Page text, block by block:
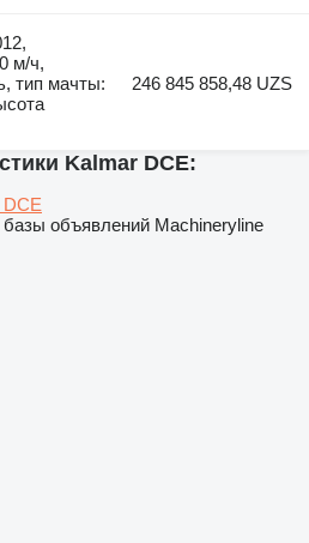
м/ч,
тип мачты:
246 845 858,48 UZS
Kalmar DCE:
DCE
объявлений Machineryline